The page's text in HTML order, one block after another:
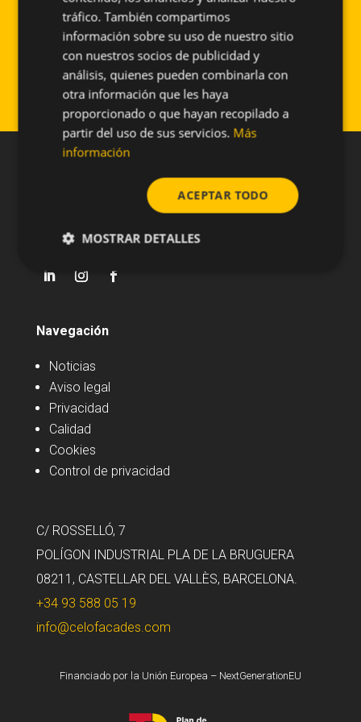
cámara, el material utilizado fue porcelánico
en dos colores con despiece de gran formato
de 1200 x 300 mm. El sistema utilizado fue el
PF-ALU-CER.
Navegación
Noticias
Aviso legal
Privacidad
Calidad
Cookies
Control de privacidad
C/ ROSSELLÓ, 7
POLÍGON INDUSTRIAL PLA DE LA BRUGUERA
08211, CASTELLAR DEL VALLÈS, BARCELONA.
+34 93 588 05 19
info@celofacades.com
Financiado por la Unión Europea – NextGenerationEU
ENGLISH
tráfico. También compartimos
información sobre su uso de nuestro sitio
con nuestros socios de publicidad y
análisis, quienes pueden combinarla con
otra información que les haya
proporcionado o que hayan recopilado a
partir del uso de sus servicios. Más
información
ACEPTAR TODO
MOSTRAR DETALLES